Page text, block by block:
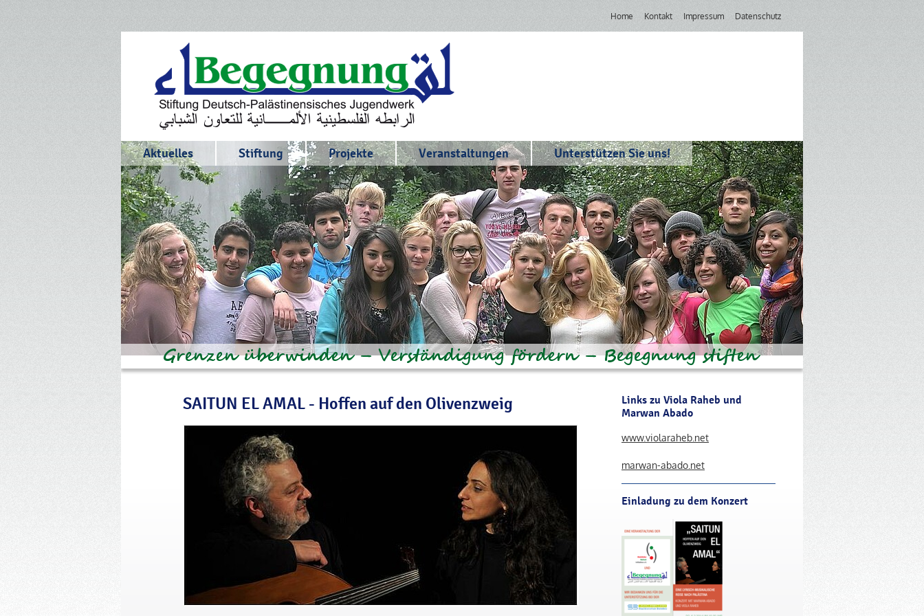
Home Kontakt Impressum Datenschutz
Aktuelles Stiftung Projekte Veranstaltungen Unterstützen Sie uns!
SAITUN EL AMAL - Hoffen auf den Olivenzweig
Links zu Viola Raheb und
Marwan Abado
www.violaraheb.net
marwan-abado.net
Einladung zu dem Konzert